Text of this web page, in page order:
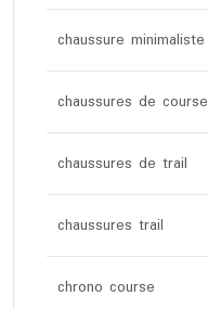
chaussure minimaliste
chaussures de course
chaussures de trail
chaussures trail
chrono course